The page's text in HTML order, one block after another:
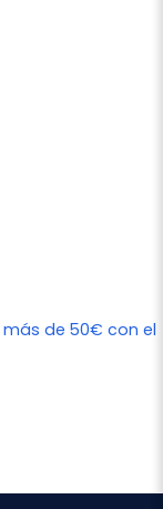
de 50€ con el